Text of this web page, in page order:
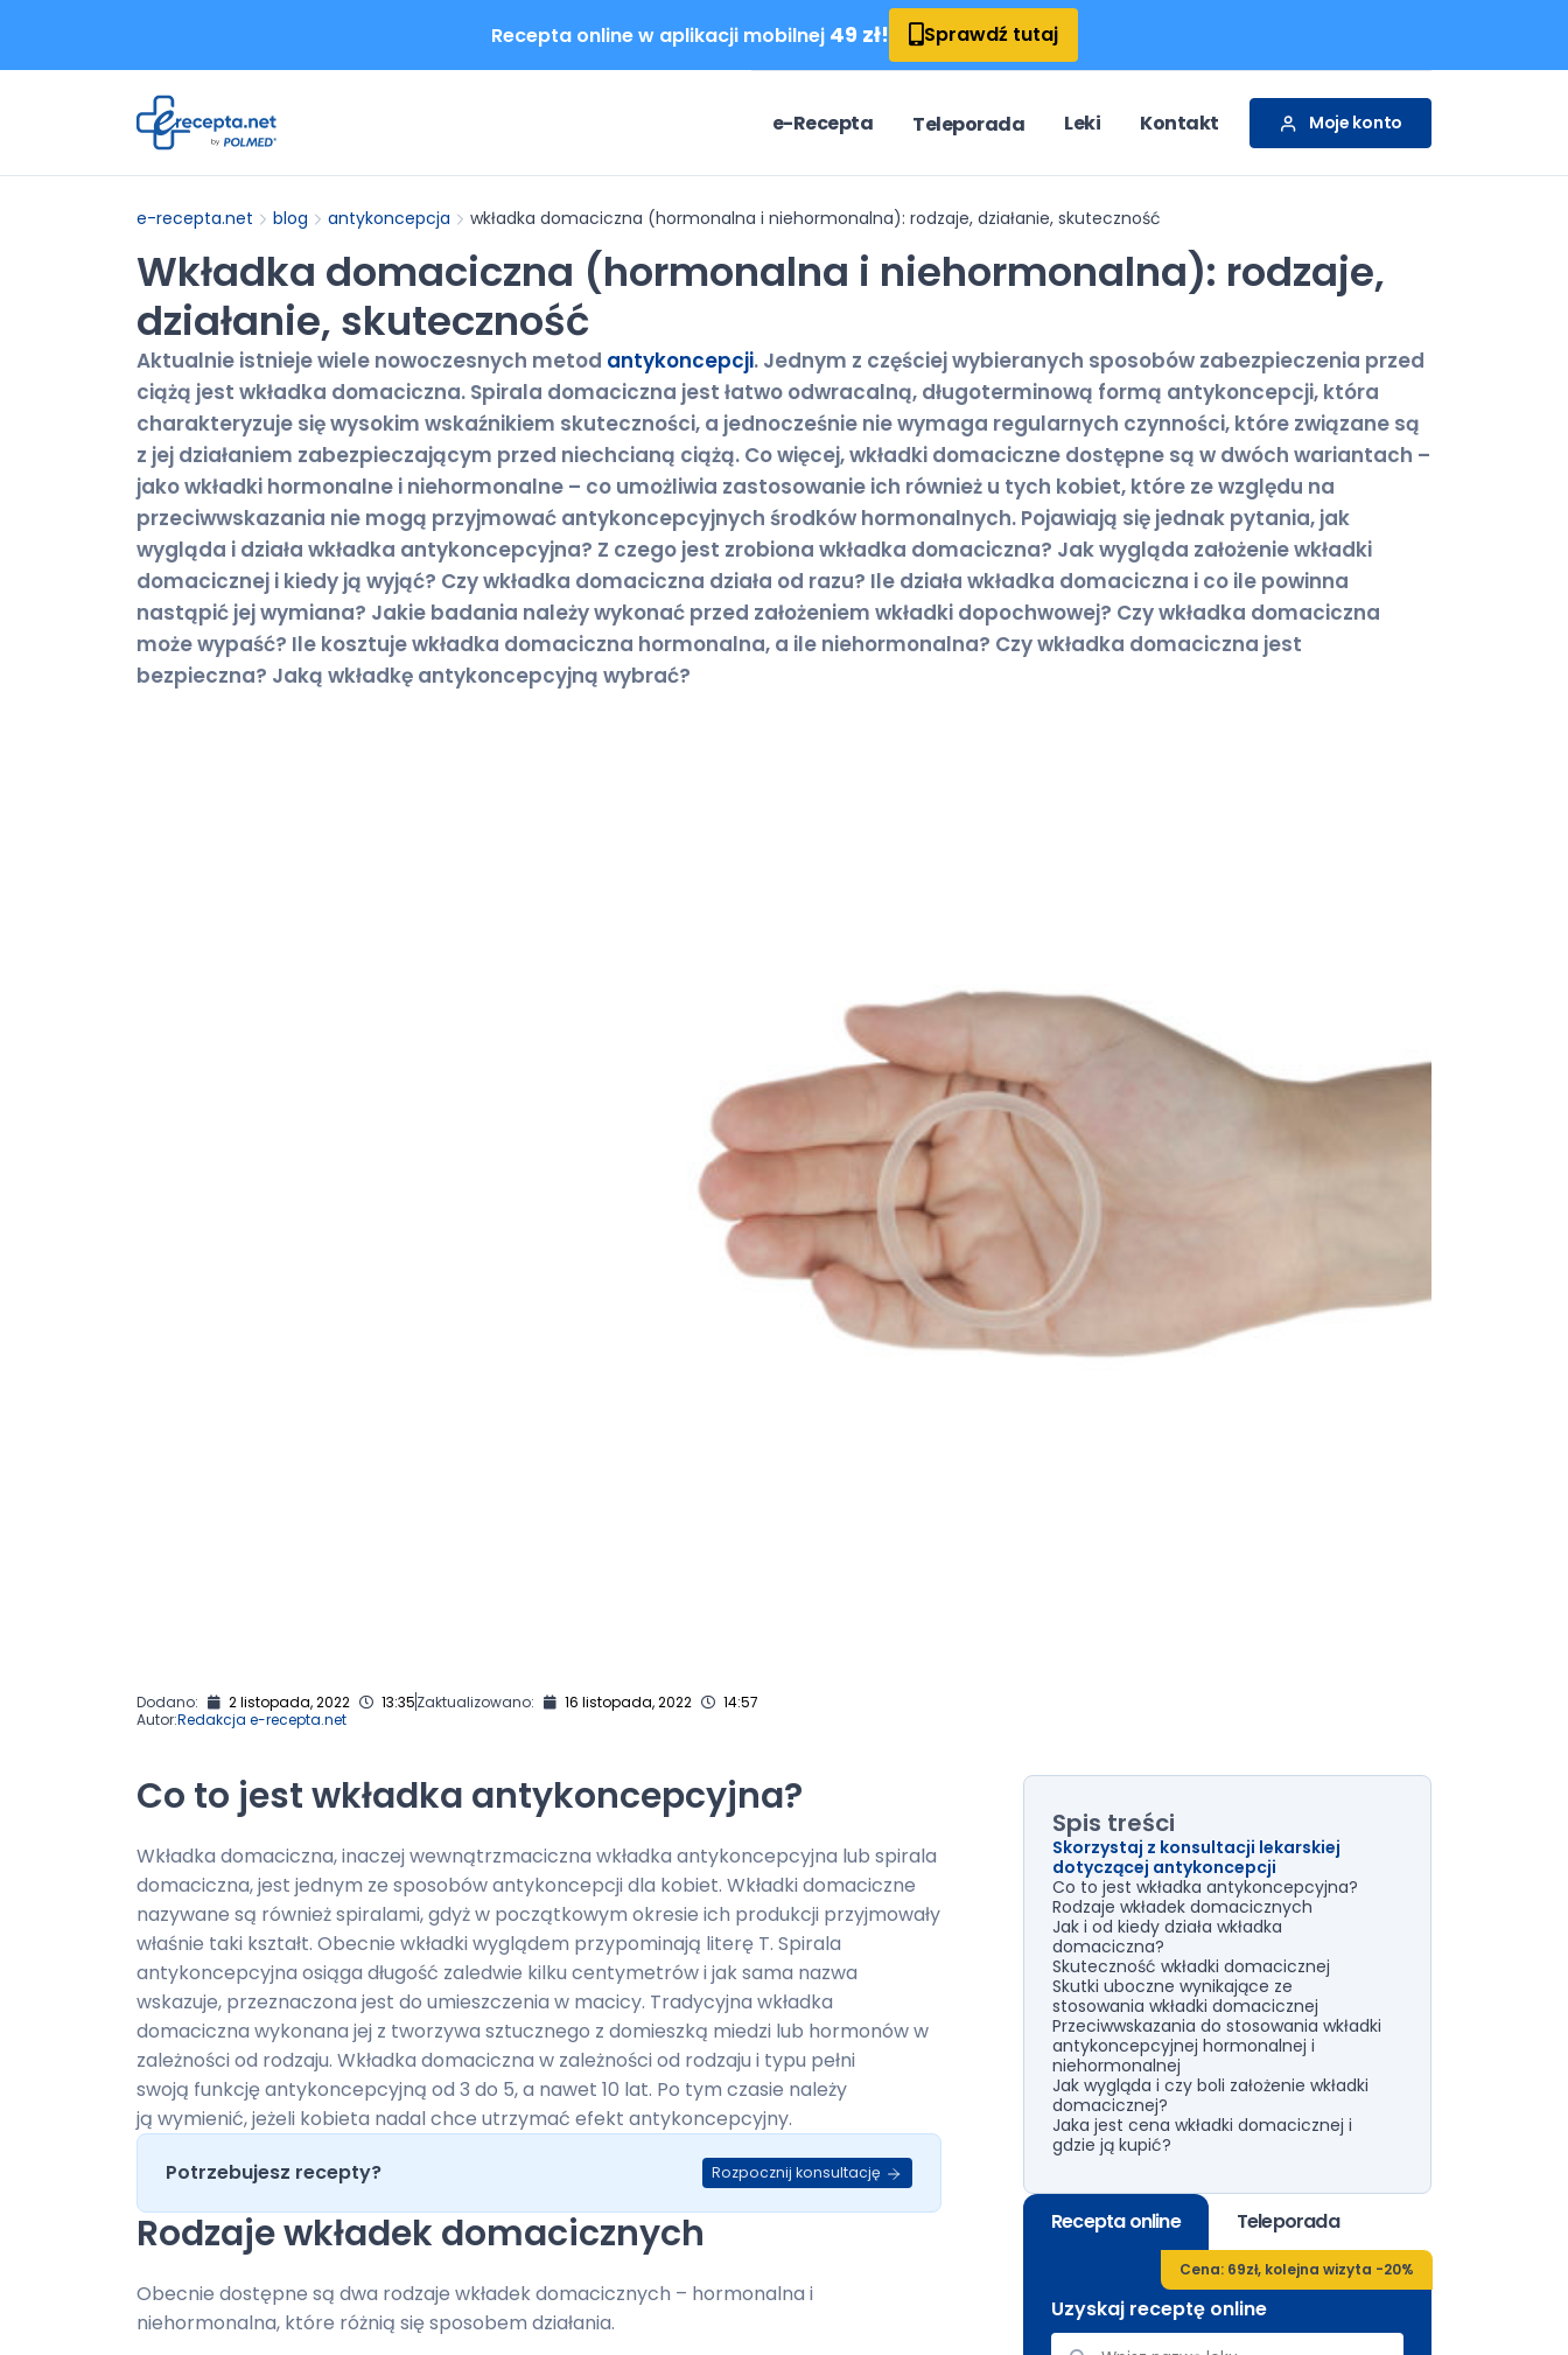
Recepta online w aplikacji mobilnej 49 zł! Sprawdź tutaj
e-Recepta Teleporada Leki Kontakt Moje konto
e-recepta.net blog antykoncepcja wkładka domaciczna (hormonalna i niehormonalna): rodzaje, działanie, skuteczność
Wkładka domaciczna (hormonalna i niehormonalna): rodzaje,
działanie, skuteczność
Aktualnie istnieje wiele nowoczesnych metod antykoncepcji. Jednym z częściej wybieranych sposobów zabezpieczenia przed
ciążą jest wkładka domaciczna. Spirala domaciczna jest łatwo odwracalną, długoterminową formą antykoncepcji, która
charakteryzuje się wysokim wskaźnikiem skuteczności, a jednocześnie nie wymaga regularnych czynności, które związane są
z jej działaniem zabezpieczającym przed niechcianą ciążą. Co więcej, wkładki domaciczne dostępne są w dwóch wariantach –
jako wkładki hormonalne i niehormonalne – co umożliwia zastosowanie ich również u tych kobiet, które ze względu na
przeciwwskazania nie mogą przyjmować antykoncepcyjnych środków hormonalnych. Pojawiają się jednak pytania, jak
wygląda i działa wkładka antykoncepcyjna? Z czego jest zrobiona wkładka domaciczna? Jak wygląda założenie wkładki
domacicznej i kiedy ją wyjąć? Czy wkładka domaciczna działa od razu? Ile działa wkładka domaciczna i co ile powinna
nastąpić jej wymiana? Jakie badania należy wykonać przed założeniem wkładki dopochwowej? Czy wkładka domaciczna
może wypaść? Ile kosztuje wkładka domaciczna hormonalna, a ile niehormonalna? Czy wkładka domaciczna jest
bezpieczna? Jaką wkładkę antykoncepcyjną wybrać?
Dodano: 2 listopada, 2022 13:35Zaktualizowano: 16 listopada, 2022
14:57
Autor:Redakcja e-recepta.net
Co to jest wkładka antykoncepcyjna?
Wkładka domaciczna, inaczej wewnątrzmaciczna wkładka antykoncepcyjna lub spirala
domaciczna, jest jednym ze sposobów antykoncepcji dla kobiet. Wkładki domaciczne
nazywane są również spiralami, gdyż w początkowym okresie ich produkcji przyjmowały
właśnie taki kształt. Obecnie wkładki wyglądem przypominają literę T. Spirala
antykoncepcyjna osiąga długość zaledwie kilku centymetrów i jak sama nazwa
wskazuje, przeznaczona jest do umieszczenia w macicy. Tradycyjna wkładka
domaciczna wykonana jej z tworzywa sztucznego z domieszką miedzi lub hormonów w
zależności od rodzaju. Wkładka domaciczna w zależności od rodzaju i typu pełni
swoją funkcję antykoncepcyjną od 3 do 5, a nawet 10 lat. Po tym czasie należy
ją wymienić, jeżeli kobieta nadal chce utrzymać efekt antykoncepcyjny.
Potrzebujesz recepty?
Rozpocznij konsultację
Rodzaje wkładek domacicznych
Obecnie dostępne są dwa rodzaje wkładek domacicznych – hormonalna i
niehormonalna, które różnią się sposobem działania.
Spis treści
Skorzystaj z konsultacji lekarskiej
dotyczącej antykoncepcji
Co to jest wkładka antykoncepcyjna?
Rodzaje wkładek domacicznych
Jak i od kiedy działa wkładka
domaciczna?
Skuteczność wkładki domacicznej
Skutki uboczne wynikające ze
stosowania wkładki domacicznej
Przeciwwskazania do stosowania wkładki
antykoncepcyjnej hormonalnej i
niehormonalnej
Jak wygląda i czy boli założenie wkładki
domacicznej?
Jaka jest cena wkładki domacicznej i
gdzie ją kupić?
Recepta online Teleporada
Cena: 69zł, kolejna wizyta -20%
Uzyskaj receptę online